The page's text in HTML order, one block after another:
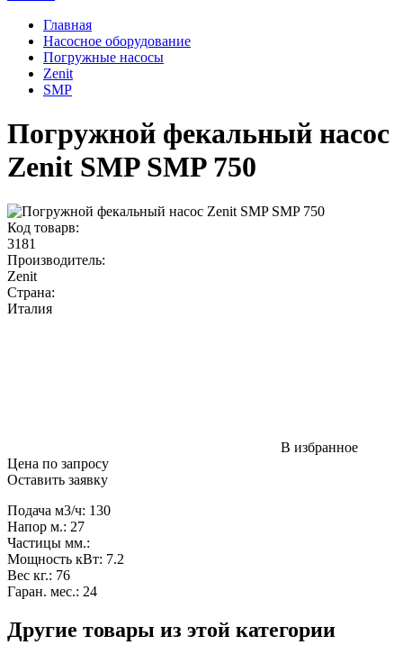
Главная
Насосное оборудование
Погружные насосы
Zenit
SMP
Погружной фекальный насос
Zenit SMP SMP 750
Код товарв:
3181
Производитель:
Zenit
Страна:
Италия
В избранное
Цена по запросу
Оставить заявку
Подача м3/ч: 130
Напор м.: 27
Частицы мм.:
Мощность кВт: 7.2
Вес кг.: 76
Гаран. мес.: 24
Другие товары из этой категории